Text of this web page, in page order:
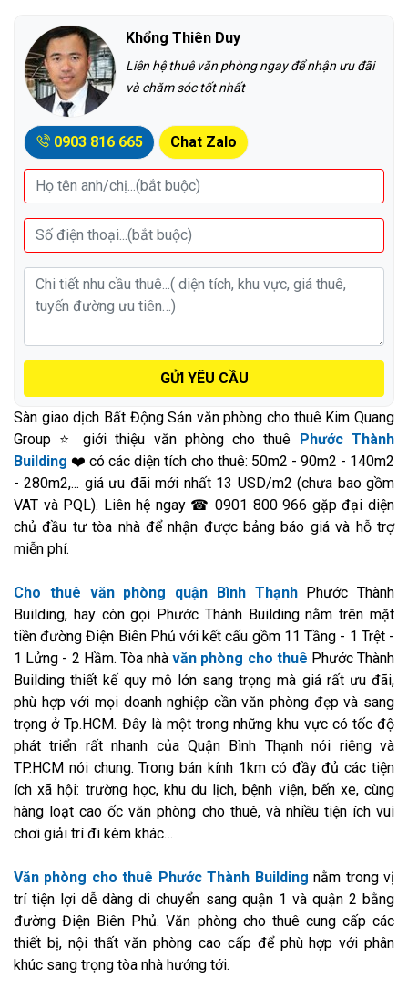
Khổng Thiên Duy
Liên hệ thuê văn phòng ngay để nhận ưu đãi
và chăm sóc tốt nhất
0903 816 665 Chat Zalo
GỬI YÊU CẦU
Sàn giao dịch Bất Động Sản văn phòng cho thuê Kim Quang
Group ⭐ giới thiệu văn phòng cho thuê Phước Thành
Building ❤️ có các diện tích cho thuê: 50m2 - 90m2 - 140m2
- 280m2,... giá ưu đãi mới nhất 13 USD/m2 (chưa bao gồm
VAT và PQL). Liên hệ ngay ☎ 0901 800 966 gặp đại diện
chủ đầu tư tòa nhà để nhận được bảng báo giá và hỗ trợ
miễn phí.
Cho thuê văn phòng quận Bình ThạnhPhước Thành
Building, hay còn gọi Phước Thành Building nằm trên mặt
tiền đường Điện Biên Phủ với kết cấu gồm 11 Tầng - 1 Trệt -
1 Lửng - 2 Hầm. Tòa nhàvăn phòng cho thuê Phước Thành
Building thiết kế quy mô lớn sang trọng mà giá rất ưu đãi,
phù hợp với mọi doanh nghiệp cần văn phòng đẹp và sang
trọng ở Tp.HCM. Đây là một trong những khu vực có tốc độ
phát triển rất nhanh của Quận Bình Thạnh nói riêng và
TP.HCM nói chung. Trong bán kính 1km có đầy đủ các tiện
ích xã hội: trường học, khu du lịch, bệnh viện, bến xe, cùng
hàng loạt cao ốc văn phòng cho thuê, và nhiều tiện ích vui
chơi giải trí đi kèm khác…
Văn phòng cho thuê Phước Thành Building nằm trong vị
trí tiện lợi dễ dàng di chuyển sang quận 1 và quận 2 bằng
đường Điện Biên Phủ. Văn phòng cho thuê cung cấp các
thiết bị, nội thất văn phòng cao cấp để phù hợp với phân
khúc sang trọng tòa nhà hướng tới.